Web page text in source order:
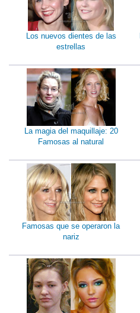
Los nuevos dientes de las
estrellas
La magia del maquillaje: 20
Famosas al natural
Famosas que se operaron la
nariz